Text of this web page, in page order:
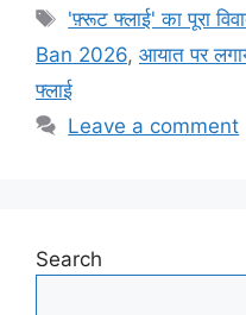
Tags
'फ़्रूट फ्लाई' का पूरा
Ban 2026, आयात पर
फ्लाई
Leave a comment
Search